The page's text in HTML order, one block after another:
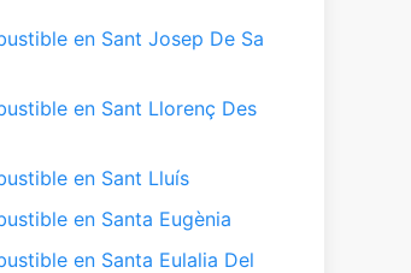
en Sant Josep De Sa
en Sant Llorenç Des
en Sant Lluís
en Santa Eugènia
en Santa Eulalia Del